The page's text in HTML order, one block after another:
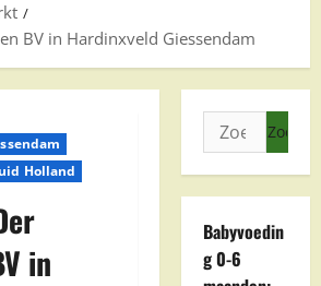
BV in Hardinxveld Giessendam
Holland
in
Zoeken
naar:
Babyvoedin
g 0-6